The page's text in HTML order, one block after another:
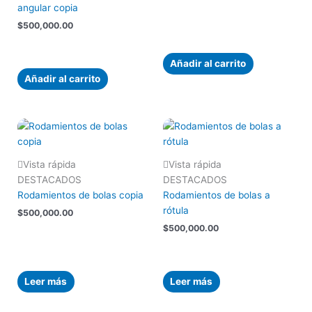
angular copia
$500,000.00
Añadir al carrito
Añadir al carrito
Vista rápida
DESTACADOS
Rodamientos de bolas copia
$500,000.00
Leer más
Vista rápida
DESTACADOS
Rodamientos de bolas a
rótula
$500,000.00
Leer más